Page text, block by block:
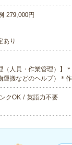
279,000円
り
（人員・作業管理）】
運搬などのヘルプ）＊
クOK / 英語力不要